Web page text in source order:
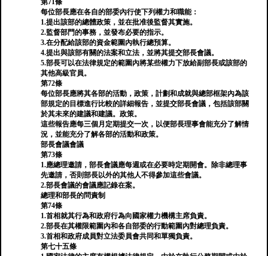
第71條
每位部長應在各自的部委內行使下列權力和職能：
1.提出該部的總體政策，並在批准後監督其實施。
2.監督部門的事務，並發布必要的指示。
3.在分配給該部的資金範圍內執行總預算。
4.提出與該部有關的法案和立法，並將其提交部長會議。
5.部長可以在法律規定的範圍內將某些權力下放給副部長或該部的
其他高級官員。
第72條
每位部長應將其各部的活動，政策，計劃和成就與總部框架內為該
部規定的目標進行比較的詳細報告，並提交部長會議，包括該部關
於其未來的建議和建議。政策。
這些報告應每三個月定期提交一次，以便部長理事會能充分了解情
況，並能充分了解各部的活動和政策。
部長會議會議
第73條
1.應總理邀請，部長會議應每週或在必要時定期開會。除非總理事
先邀請，否則部長以外的其他人不得參加這些會議。
2.部長會議的會議應記錄在案。
總理和部長的問責制
第74條
1.首相就其行為和政府行為向國家權力機構主席負責。
2.部長在其權限範圍內和各自部委的行動範圍內對總理負責。
3.首相和政府成員對立法委員會共同和單獨負責。
第七十五條